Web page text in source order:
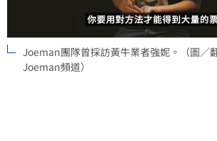
Joeman團隊曾採訪黃牛業者強妮。（圖／
Joeman頻道）